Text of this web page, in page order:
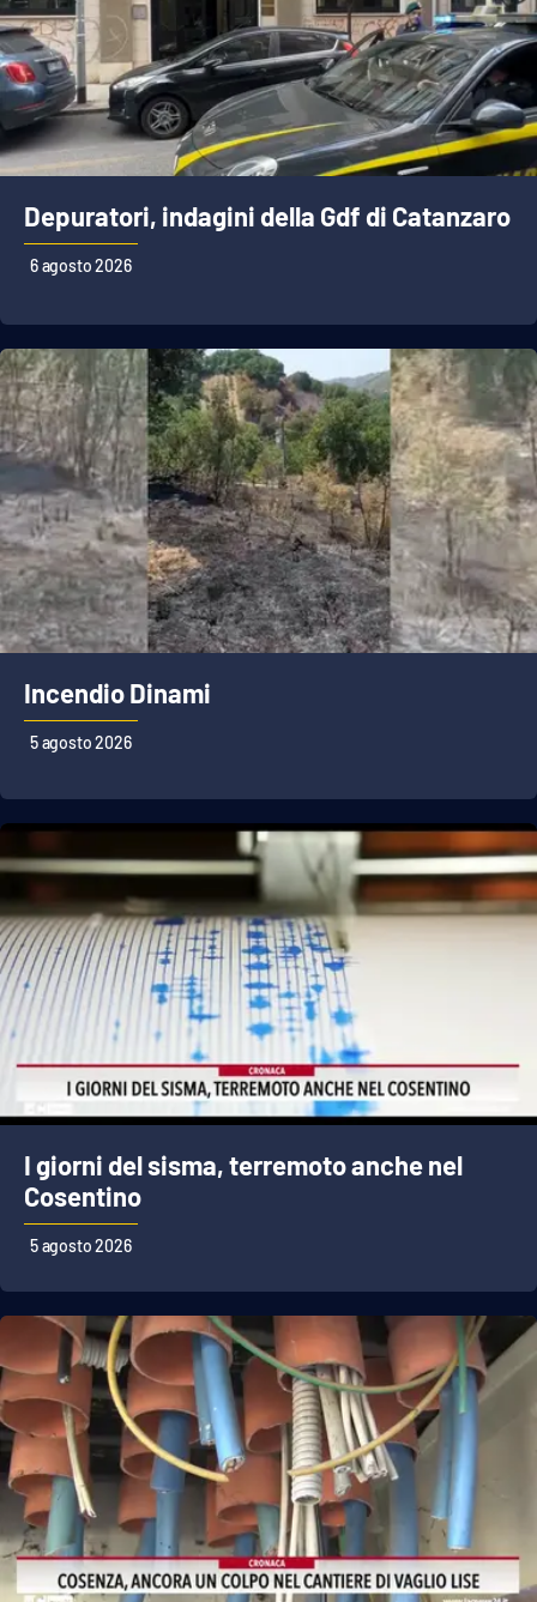
Depuratori, indagini della Gdf di Catanzaro
6 agosto 2026
Incendio Dinami
5 agosto 2026
I giorni del sisma, terremoto anche nel
Cosentino
5 agosto 2026